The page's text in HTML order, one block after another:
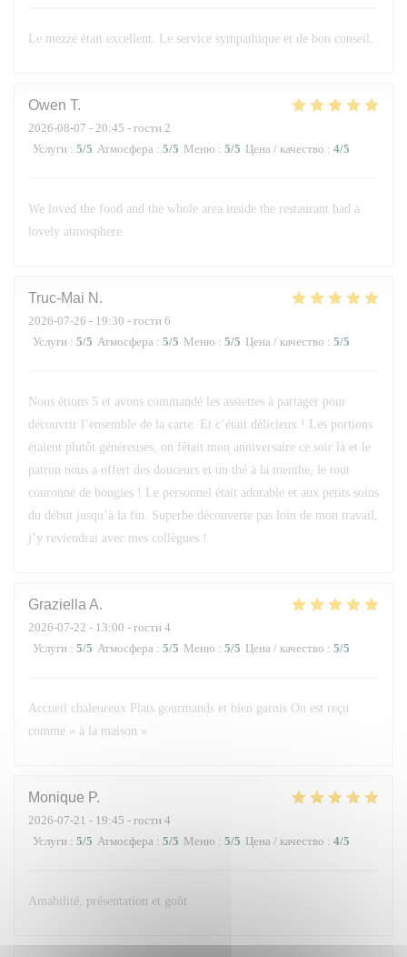
Le mezzé était excellent. Le service sympathique et de bon conseil.
Owen T
2026-08-07 - 20:45 - гости 2
Услуги : 5/5 Атмосфера : 5/5 Меню : 5/5 Цена / качество : 4/5
We loved the food and the whole area inside the restaurant had a
lovely atmosphere.
Truc-Mai N
2026-07-26 - 19:30 - гости 6
Услуги : 5/5 Атмосфера : 5/5 Меню : 5/5 Цена / качество : 5/5
Nous étions 5 et avons commandé les assiettes à partager pour
découvrir l’ensemble de la carte. Et c’était délicieux ! Les portions
étaient plutôt généreuses, on fêtait mon anniversaire ce soir là et le
patron nous a offert des douceurs et un thé à la menthe, le tout
couronné de bougies ! Le personnel était adorable et aux petits soins
du début jusqu’à la fin. Superbe découverte pas loin de mon travail,
j’y reviendrai avec mes collègues !
Graziella A
2026-07-22 - 13:00 - гости 4
Услуги : 5/5 Атмосфера : 5/5 Меню : 5/5 Цена / качество : 5/5
Accueil chaleureux Plats gourmands et bien garnis On est reçu
comme « à la maison »
Monique P
2026-07-21 - 19:45 - гости 4
Услуги : 5/5 Атмосфера : 5/5 Меню : 5/5 Цена / качество : 4/5
Amabilité, présentation et goût